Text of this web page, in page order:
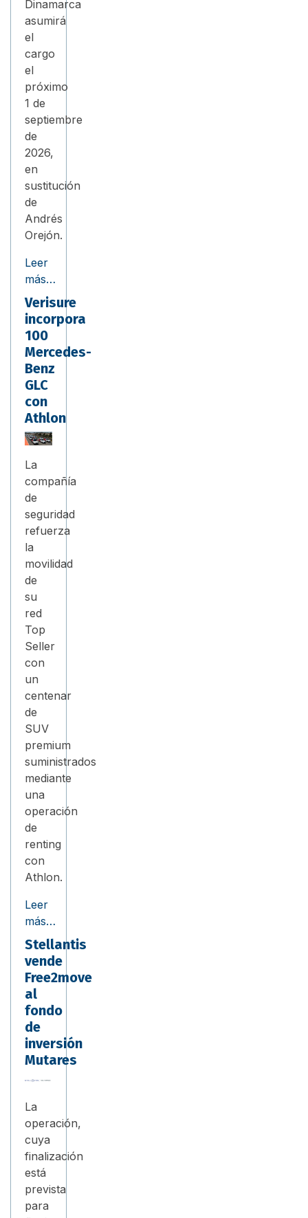
Dinamarca
asumirá
el
cargo
el
próximo
1 de
septiembre
de
2026,
en
sustitución
de
Andrés
Orejón.
Leer
más…
Verisure
incorpora
100
Mercedes-
Benz
GLC
con
Athlon
La
compañía
de
seguridad
refuerza
la
movilidad
de
su
red
Top
Seller
con
un
centenar
de
SUV
premium
suministrados
mediante
una
operación
de
renting
con
Athlon.
Leer
más…
Stellantis
vende
Free2move
al
fondo
de
inversión
Mutares
La
operación,
cuya
finalización
está
prevista
para